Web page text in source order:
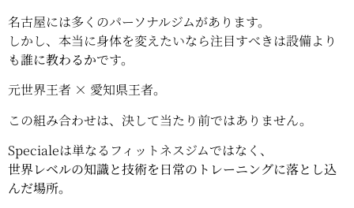
名古屋には多くのパーソナルジムがあります。
しかし、本当に身体を変えたいなら注目すべきは設備より
も誰に教わるかです。
元世界王者 × 愛知県王者。
この組み合わせは、決して当たり前ではありません。
Specialeは単なるフィットネスジムではなく、
世界レベルの知識と技術を日常のトレーニングに落とし込
んだ場所。